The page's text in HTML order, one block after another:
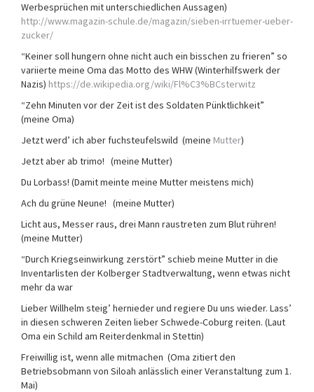
Werbesprüchen mit unterschiedlichen Aussagen)
http://www.magazin-schule.de/magazin/sieben-irrtuemer-ueber-
zucker/
“Keiner soll hungern ohne nicht auch ein bisschen zu frieren” so
variierte meine Oma das Motto des WHW (Winterhilfswerk der
Nazis) https://de.wikipedia.org/wiki/Fl%C3%BCsterwitz
“Zehn Minuten vor der Zeit ist des Soldaten Pünktlichkeit”
(meine Oma)
Jetzt werd’ ich aber fuchsteufelswild (meine Mutter)
Jetzt aber ab trimo! (meine Mutter)
Du Lorbass! (Damit meinte meine Mutter meistens mich)
Ach du grüne Neune! (meine Mutter)
Licht aus, Messer raus, drei Mann raustreten zum Blut rühren!
(meine Mutter)
“Durch Kriegseinwirkung zerstört” schieb meine Mutter in die
Inventarlisten der Kolberger Stadtverwaltung, wenn etwas nicht
mehr da war
Lieber Willhelm steig’ hernieder und regiere Du uns wieder. Lass’
in diesen schweren Zeiten lieber Schwede-Coburg reiten. (Laut
Oma ein Schild am Reiterdenkmal in Stettin)
Freiwillig ist, wenn alle mitmachen (Oma zitiert den
Betriebsobmann von Siloah anlässlich einer Veranstaltung zum 1.
Mai)